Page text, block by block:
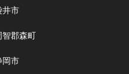
井市
智郡森町
岡市